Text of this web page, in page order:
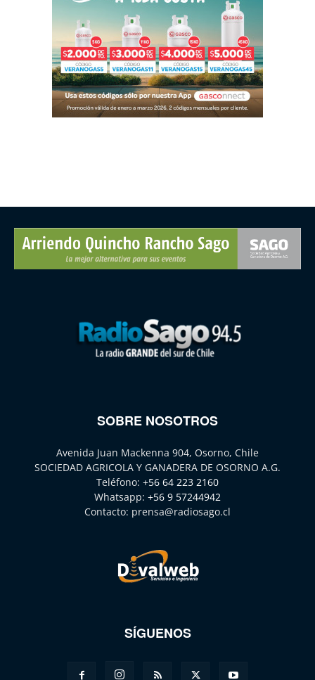
SOBRE NOSOTROS
Avenida Juan Mackenna 904, Osorno, Chile
SOCIEDAD AGRICOLA Y GANADERA DE OSORNO A.G.
Teléfono: +56 64 223 2160
Whatsapp: +56 9 57244942
Contacto: prensa@radiosago.cl
SÍGUENOS